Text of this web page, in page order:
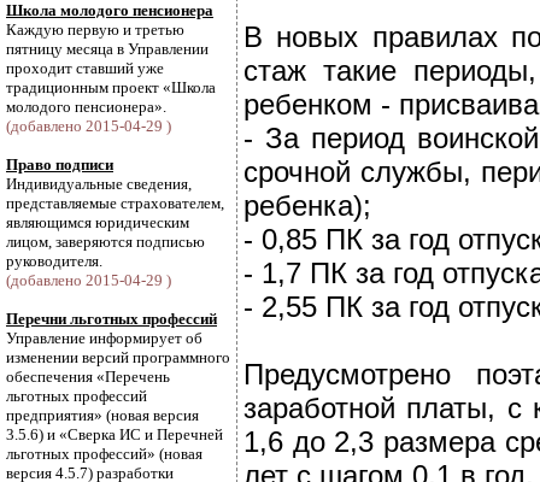
Школа молодого пенсионера
Каждую первую и третью
пятницу месяца в Управлении
проходит ставший уже
традиционным проект «Школа
молодого пенсионера».
(добавлено 2015-04-29 )
Право подписи
Индивидуальные сведения,
представляемые страхователем,
являющимся юридическим
лицом, заверяются подписью
руководителя.
(добавлено 2015-04-29 )
Перечни льготных профессий
Управление информирует об
изменении версий программного
обеспечения «Перечень
льготных профессий
предприятия» (новая версия
3.5.6) и «Сверка ИС и Перечней
льготных профессий» (новая
версия 4.5.7) разработки
В новых правилах
стаж такие
ребенком -
- За период
срочной службы,
ребенка);
- 0,85 ПК за год
- 1,7 ПК за год
- 2,55 ПК за год
Предусмотрено
заработной платы, с
1,6 до 2,3 размера
лет с шагом 0,1 в год.